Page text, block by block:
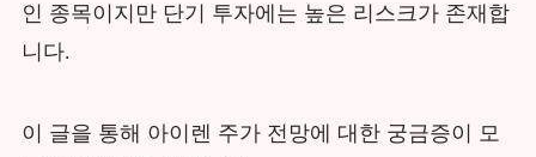
인 종목이지만 단기 투자에는 높은 리스크가 존재합
니다.
이 글을 통해 아이렌 주가 전망에 대한 궁금증이 모